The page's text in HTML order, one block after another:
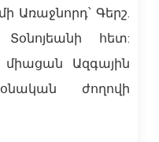
Առաջնորդ՝ Գերշ.
հետ:
միացան Ազգային
ժողովի